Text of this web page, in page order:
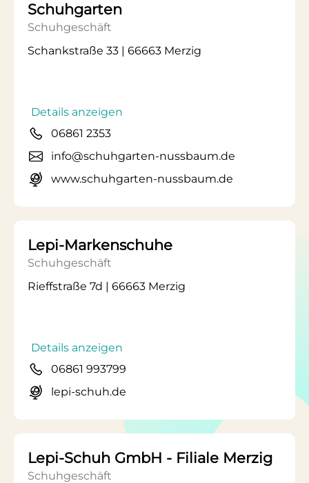
Schuhgarten
Schuhgeschäft
Schankstraße 33 | 66663 Merzig
Details anzeigen
06861 2353
info@schuhgarten-nussbaum.de
www.schuhgarten-nussbaum.de
Lepi-Markenschuhe
Schuhgeschäft
Rieffstraße 7d | 66663 Merzig
Details anzeigen
06861 993799
lepi-schuh.de
Lepi-Schuh GmbH - Filiale Merzig
Schuhgeschäft